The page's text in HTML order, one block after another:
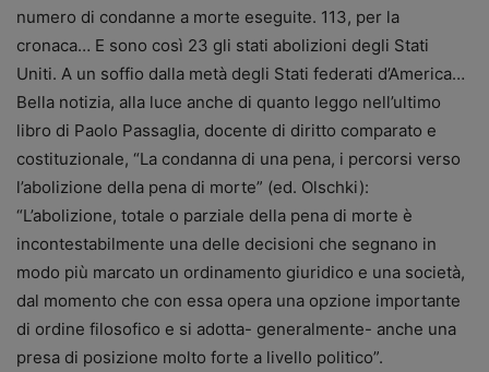
numero di condanne a morte eseguite. 113, per la
cronaca… E sono così 23 gli stati abolizioni degli Stati
Uniti. A un soffio dalla metà degli Stati federati d’America…
Bella notizia, alla luce anche di quanto leggo nell’ultimo
libro di Paolo Passaglia, docente di diritto comparato e
costituzionale, “La condanna di una pena, i percorsi verso
l’abolizione della pena di morte” (ed. Olschki):
“L’abolizione, totale o parziale della pena di morte è
incontestabilmente una delle decisioni che segnano in
modo più marcato un ordinamento giuridico e una società,
dal momento che con essa opera una opzione importante
di ordine filosofico e si adotta- generalmente- anche una
presa di posizione molto forte a livello politico”.